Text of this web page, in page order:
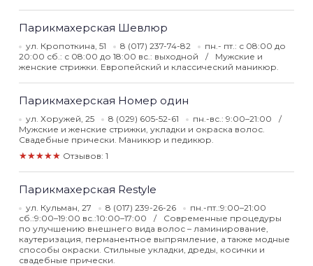
Парикмахерская Шевлюр
ул. Кропоткина, 51 8 (017) 237-74-82
пн.- пт.: с 08:00 до
20:00 сб.: с 08:00 до 18:00 вс.: выходной
Мужские и
женские стрижки. Европейский и классический маникюр.
Парикмахерская Номер один
ул. Хоружей, 25 8 (029) 605-52-61
пн.-вс.: 9:00–21:00
Мужские и женские стрижки, укладки и окраска волос.
Свадебные прически. Маникюр и педикюр.
★★★★★ Отзывов: 1
Парикмахерская Restyle
ул. Кульман, 27 8 (017) 239-26-26
пн.-пт.:9:00–21:00
сб.:9:00–19:00 вс.:10:00–17:00
Современные процедуры
по улучшению внешнего вида волос – ламинирование,
каутеризация, перманентное выпрямление, а также модные
способы окраски. Стильные укладки, дреды, косички и
свадебные прически.